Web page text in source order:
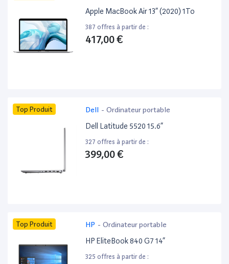
Apple MacBook Air 13” (2020) 1To
387 offres à partir de :
417,00 €
Top Produit Dell - Ordinateur portable
Dell Latitude 5520 15.6”
327 offres à partir de :
399,00 €
Top Produit HP - Ordinateur portable
HP EliteBook 840 G7 14”
325 offres à partir de :